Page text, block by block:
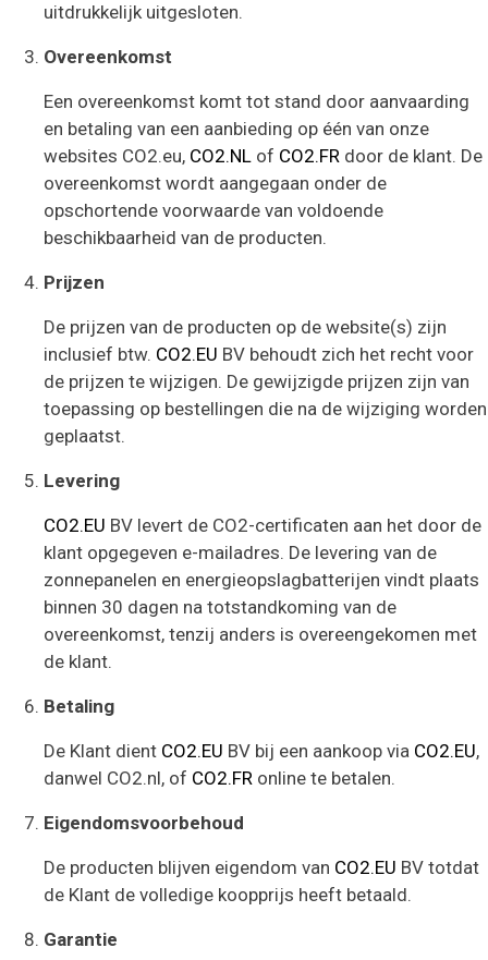
uitdrukkelijk uitgesloten.
Overeenkomst
Een overeenkomst komt tot stand door aanvaarding
en betaling van een aanbieding op één van onze
websites CO2.eu, CO2.NL of CO2.FR door de klant. De
overeenkomst wordt aangegaan onder de
opschortende voorwaarde van voldoende
beschikbaarheid van de producten.
Prijzen
De prijzen van de producten op de website(s) zijn
inclusief btw. CO2.EU BV behoudt zich het recht voor
de prijzen te wijzigen. De gewijzigde prijzen zijn van
toepassing op bestellingen die na de wijziging worden
geplaatst.
Levering
CO2.EU BV levert de CO2-certificaten aan het door de
klant opgegeven e-mailadres. De levering van de
zonnepanelen en energieopslagbatterijen vindt plaats
binnen 30 dagen na totstandkoming van de
overeenkomst, tenzij anders is overeengekomen met
de klant.
Betaling
De Klant dient CO2.EU BV bij een aankoop via CO2.EU,
danwel CO2.nl, of CO2.FR online te betalen.
Eigendomsvoorbehoud
De producten blijven eigendom van CO2.EU BV totdat
de Klant de volledige koopprijs heeft betaald.
Garantie